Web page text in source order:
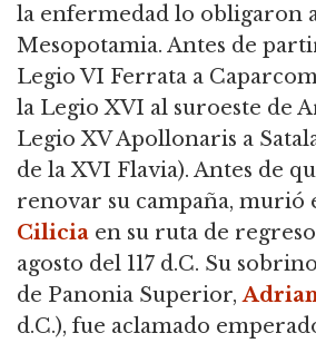
la enfermedad lo obligaron
Mesopotamia. Antes de
Legio VI Ferrata a
la Legio XVI al suroeste de
Legio XV Apollonaris a
de la XVI Flavia). Antes de
renovar su campaña, murió
Cilicia en su ruta de
agosto del 117 d.C. Su
de Panonia Superior,
d.C.), fue aclamado